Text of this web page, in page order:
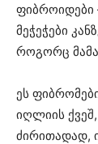
ფიბროიდები
მეჭეჭები
როგორც
ეს
იღლიის
ძირითადად,